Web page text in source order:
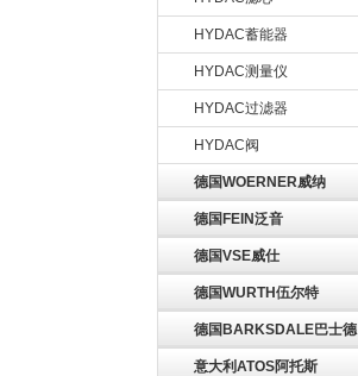
HYDAC蓄能器
HYDAC测量仪
HYDAC过滤器
HYDAC阀
德国WOERNER威纳
德国FEIN泛音
德国VSE威仕
德国WURTH伍尔特
德国BARKSDALE巴士德
意大利ATOS阿托斯